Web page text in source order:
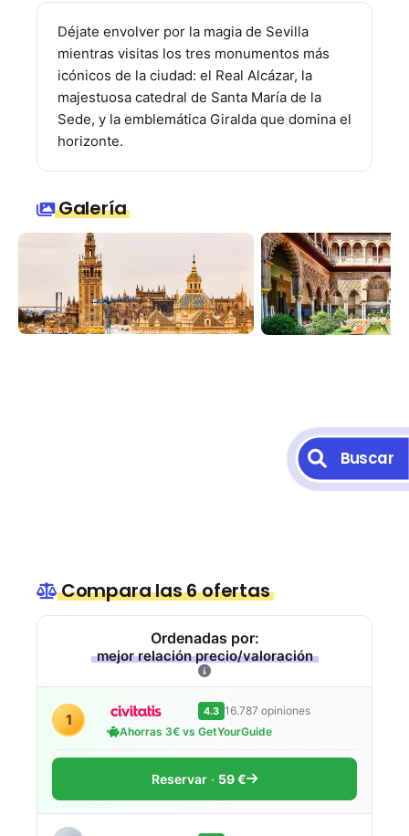
Déjate envolver por la magia de Sevilla
mientras visitas los tres monumentos más
icónicos de la ciudad: el Real Alcázar, la
majestuosa catedral de Santa María de la
Sede, y la emblemática Giralda que domina el
horizonte.
Galería
Compara las 6 ofertas
Ordenadas por:
mejor relación precio/valoración
1 4.3 16.787 opiniones
Ahorras 3€ vs GetYourGuide
Reservar 59 €
Buscar